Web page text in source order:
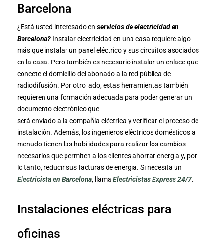
Barcelona
¿Está usted interesado en servicios de electricidad en
Barcelona? Instalar electricidad en una casa requiere algo
más que instalar un panel eléctrico y sus circuitos asociados
en la casa. Pero también es necesario instalar un enlace que
conecte el domicilio del abonado a la red pública de
radiodifusión. Por otro lado, estas herramientas también
requieren una formación adecuada para poder generar un
documento electrónico que
será enviado a la compañía eléctrica y verificar el proceso de
instalación. Además, los ingenieros eléctricos domésticos a
menudo tienen las habilidades para realizar los cambios
necesarios que permiten a los clientes ahorrar energía y, por
lo tanto, reducir sus facturas de energía. Si necesita un
Electricista en Barcelona, llama Electricistas Express 24/7.
Instalaciones eléctricas para
oficinas